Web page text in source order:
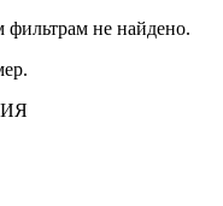
не найдено.